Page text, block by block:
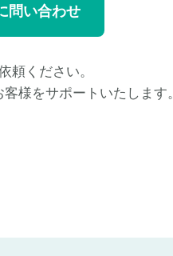
問い合わせ
頼ください。
様をサポートいたします。